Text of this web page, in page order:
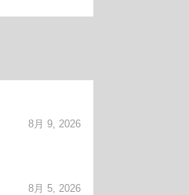
8月 9, 2026
8月 5, 2026